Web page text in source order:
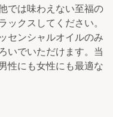
では味わえない至福の
クスしてください。
センシャルオイルのみ
いでいただけます。当
性にも女性にも最適な